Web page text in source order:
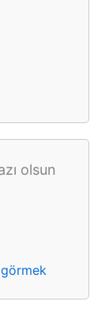
olsun